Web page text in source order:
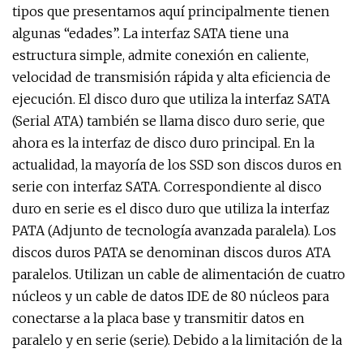
tipos que presentamos aquí principalmente tienen
algunas “edades”. La interfaz SATA tiene una
estructura simple, admite conexión en caliente,
velocidad de transmisión rápida y alta eficiencia de
ejecución. El disco duro que utiliza la interfaz SATA
(Serial ATA) también se llama disco duro serie, que
ahora es la interfaz de disco duro principal. En la
actualidad, la mayoría de los SSD son discos duros en
serie con interfaz SATA. Correspondiente al disco
duro en serie es el disco duro que utiliza la interfaz
PATA (Adjunto de tecnología avanzada paralela). Los
discos duros PATA se denominan discos duros ATA
paralelos. Utilizan un cable de alimentación de cuatro
núcleos y un cable de datos IDE de 80 núcleos para
conectarse a la placa base y transmitir datos en
paralelo y en serie (serie). Debido a la limitación de la